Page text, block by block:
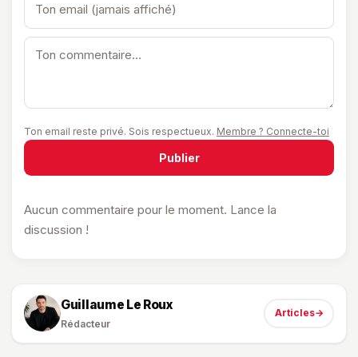
Ton email reste privé. Sois respectueux. Membre ? Connecte-toi
Publier
Aucun commentaire pour le moment. Lance la
discussion !
Guillaume Le Roux
Rédacteur
Articles→